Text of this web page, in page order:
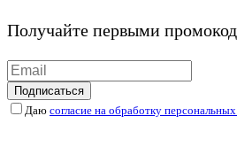
Получайте первыми
Подписаться
Даю согласие на обработку